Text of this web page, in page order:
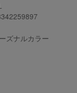
ズナルカラー